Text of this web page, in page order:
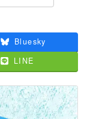
Bluesky
LINE